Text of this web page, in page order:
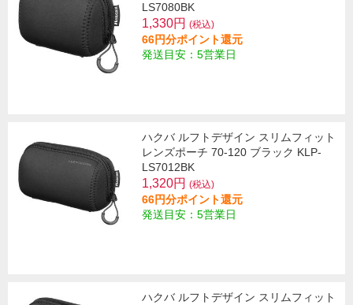
LS7080BK
1,330円 (税込)
66円分ポイント還元
発送目安：5営業日
ハクバ ルフトデザイン スリムフィット
レンズポーチ 70-120 ブラック KLP-
LS7012BK
1,320円 (税込)
66円分ポイント還元
発送目安：5営業日
ハクバ ルフトデザイン スリムフィット